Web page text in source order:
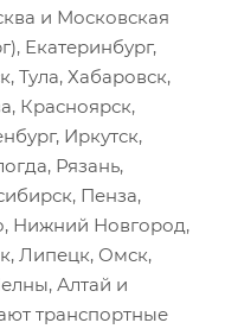
и Московская
Екатеринбург,
Тула, Хабаровск,
Красноярск,
Иркутск,
Рязань,
Пенза,
Нижний Новгород,
Липецк, Омск,
Алтай и
транспортные